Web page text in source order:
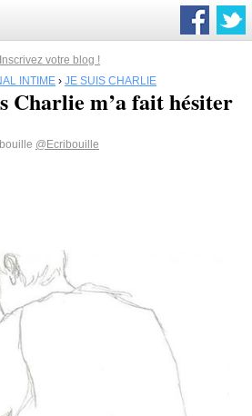
votre blog !
INTIME › JE SUIS CHARLIE
Charlie m’a fait hésiter
@Ecribouille